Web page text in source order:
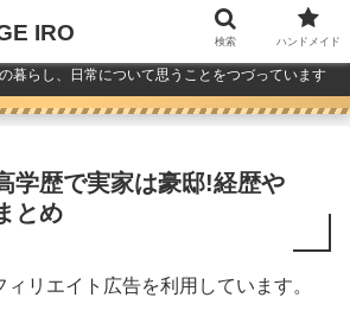
暮らし、日常について思うことをつづっています
学歴で実家は豪邸!経歴や
とめ
リエイト広告を利用しています。
IRO 検索 ハンドメイド